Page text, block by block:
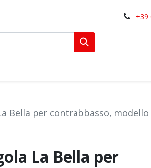
+39
Bella per contrabbasso, modello
La Bella per